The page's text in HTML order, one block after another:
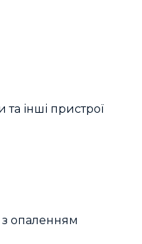
інші пристрої
з опаленням